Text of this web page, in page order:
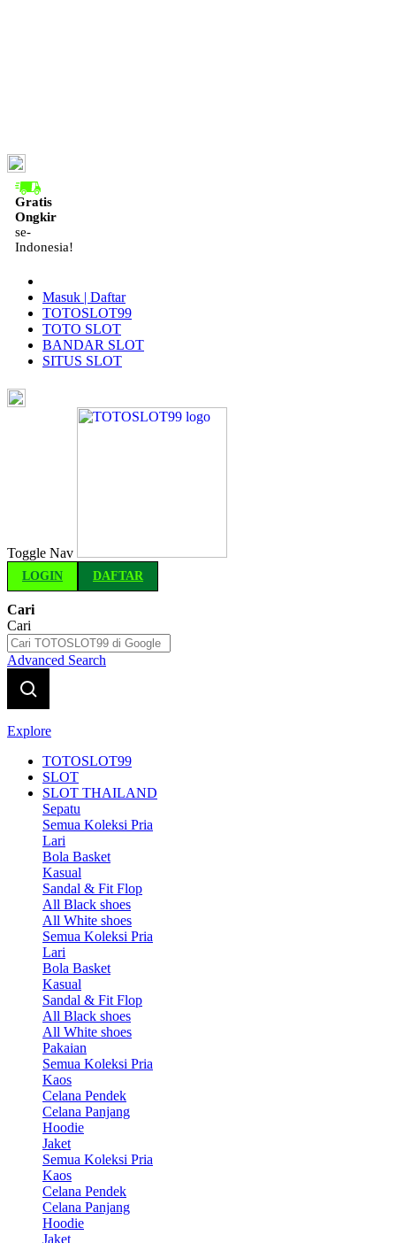
Gratis
Ongkir
se-
Indonesia!
Masuk | Daftar
TOTOSLOT99
TOTO SLOT
BANDAR SLOT
SITUS SLOT
Toggle Nav
LOGIN DAFTAR
Cari
Cari
Advanced Search
Explore
TOTOSLOT99
SLOT
SLOT THAILAND
Sepatu
Semua Koleksi Pria
Lari
Bola Basket
Kasual
Sandal & Fit Flop
All Black shoes
All White shoes
Semua Koleksi Pria
Lari
Bola Basket
Kasual
Sandal & Fit Flop
All Black shoes
All White shoes
Pakaian
Semua Koleksi Pria
Kaos
Celana Pendek
Celana Panjang
Hoodie
Jaket
Semua Koleksi Pria
Kaos
Celana Pendek
Celana Panjang
Hoodie
Jaket